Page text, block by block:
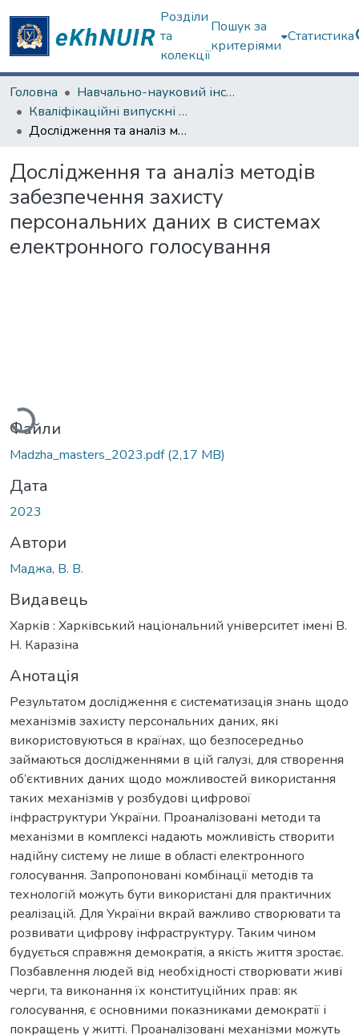
Розділи
та
колекції
Пошук за
критеріями
Статистика
Головна
Навчально-науковий інститут комп'ютерних наук та штучного інтелекту
Кваліфікаційні випускні роботи магістрів. Навчально-науковий інститут комп'ютерних наук та штучного інтелекту
Дослідження та аналіз методів забезпечення захисту персональних даних в системах електронного голосування
Дослідження та аналіз методів
забезпечення захисту
персональних даних в системах
електронного голосування
Вантажиться...
Файли
Madzha_masters_2023.pdf(2,17 MB)
Дата
2023
Автори
Маджа, В. В.
Видавець
Харків : Харківський національний університет імені В.
Н. Каразіна
Анотація
Результатом дослідження є систематизація знань щодо
механізмів захисту персональних даних, які
використовуються в країнах, що безпосередньо
займаються дослідженнями в цій галузі, для створення
об’єктивних даних щодо можливостей використання
таких механізмів у розбудові цифрової
інфраструктури України. Проаналізовані методи та
механізми в комплексі надають можливість створити
надійну систему не лише в області електронного
голосування. Запропоновані комбінації методів та
технологій можуть бути використані для практичних
реалізацій. Для України вкрай важливо створювати та
розвивати цифрову інфраструктуру. Таким чином
будується справжня демократія, а якість життя зростає.
Позбавлення людей від необхідності створювати живі
черги, та виконання їх конституційних прав: як
голосування, є основними показниками демократії і
покращень у житті. Проаналізовані механізми можуть